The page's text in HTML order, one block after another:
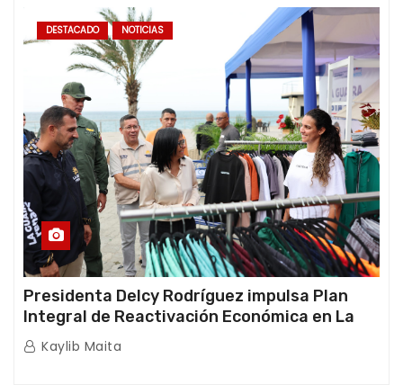
DESTACADO NOTICIAS
Presidenta Delcy Rodríguez impulsa Plan
Integral de Reactivación Económica en La
Guaira
Kaylib Maita